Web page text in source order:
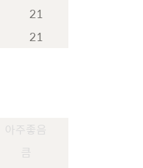
페이
21
21
아주좋음
큼